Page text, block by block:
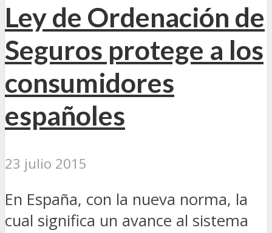
Ley de Ordenación de
Seguros protege a los
consumidores
españoles
23 julio 2015
En España, con la nueva norma, la
cual significa un avance al sistema